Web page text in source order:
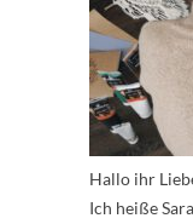
Hallo ihr
Ich heiße